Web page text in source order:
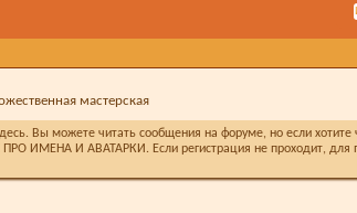
мастерская
Вы можете читать сообщения на форуме, но если хотите
ИМЕНА И АВАТАРКИ. Если регистрация не проходит, для